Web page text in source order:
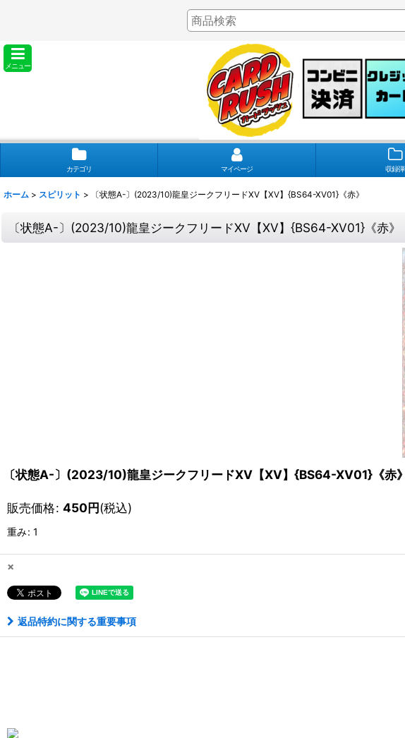
メニュー
カテゴリ マイページ 収録弾
ホーム > スピリット > 〔状態A-〕(2023/10)龍皇ジークフリードXV【XV】{BS64-XV01}《赤》
〔状態A-〕(2023/10)龍皇ジークフリードXV【XV】{BS64-XV01}《赤》
〔状態A-〕(2023/10)龍皇ジークフリードXV【XV】{BS64-XV01}《赤》
販売価格: 450円(税込)
重み: 1
×
返品特約に関する重要事項